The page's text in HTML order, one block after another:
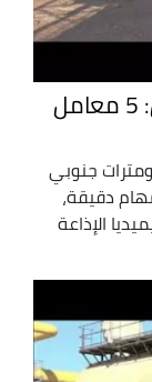
معالجة الغاز الخام في حاسي رمل: 5 معامل
حاسي رمل (110 كيلومترات جنوبي
دقيقة،
الإذاعة